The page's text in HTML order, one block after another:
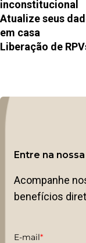
inconstitucional
Atualize seus
em casa
Liberação de
Entre na
Acompanhe
benefícios
E-mail*